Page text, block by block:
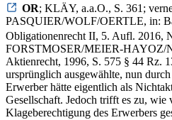
OR; KLÄY, a.a.O., S. 361;
PASQUIER/WOLF/OERTLE, in:
Obligationenrecht II, 5. Aufl. 2016,
FORSTMOSER/MEIER-HAYOZ/
Aktienrecht, 1996, S. 575 § 44 Rz.
ursprünglich ausgewählte, nun
Erwerber hätte eigentlich als
Gesellschaft. Jedoch trifft es zu,
Klageberechtigung des Erwerbers